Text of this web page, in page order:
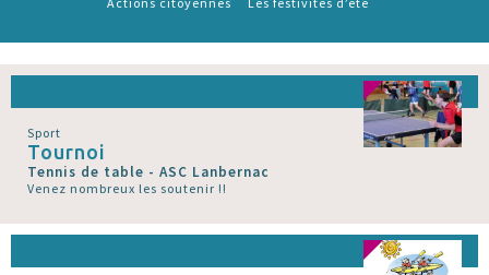
Sport
Tournoi
Tennis de table - ASC Lanbernac
Venez nombreux les soutenir !!